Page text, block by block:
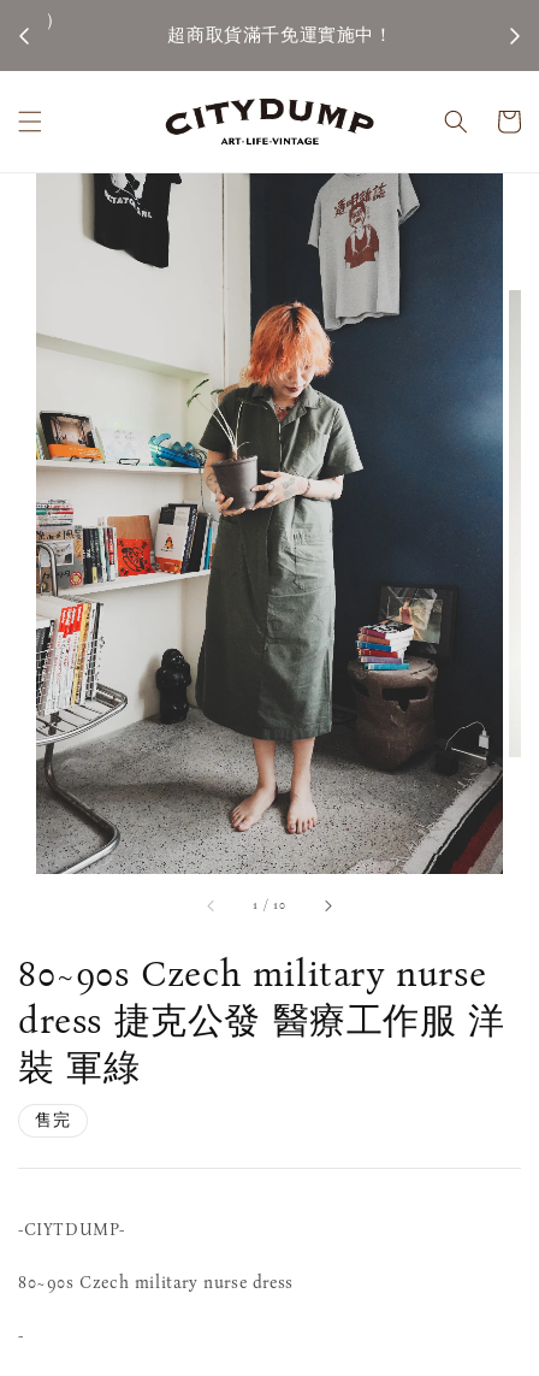
超商取貨滿千免運實施中！
1 / 10
80~90s Czech military nurse
dress 捷克公發 醫療工作服 洋
裝 軍綠
售完
-CIYTDUMP-
80~90s Czech military nurse dress
-